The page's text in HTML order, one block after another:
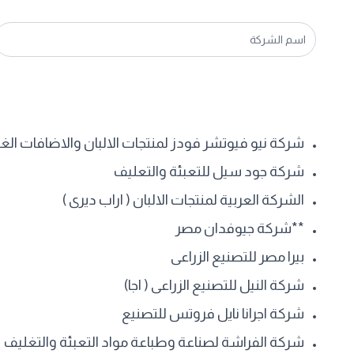
شركة نيو فيوتشر فودز لمنتجات الالبان والاضافات
شركة جود سيل للتعبئة والتعليف
الشركة العربية لمنتجات الالبان ( اراب ديرى )
**شركة جيوفدان مصر
بيرا مصر للتصنيع الزراعى
شركة النيل للتصنيع الزراعى ( اجا)
شركة اجرانا نايل فروتس للتصنيع
شركة الفراشة لصناعة وطباعة مواد التعبئة والتغليف